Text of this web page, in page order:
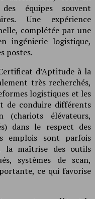
équipes souvent
Une expérience
complétée par une
ingénierie logistique,
postes.
d’Aptitude à la
très recherchés,
logistiques et les
de conduire différents
(chariots élévateurs,
dans le respect des
emplois sont parfois
la maîtrise des outils
systèmes de scan,
ce qui favorise